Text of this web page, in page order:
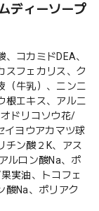
ディーソープ
コカミドDEA、
スフェカリス、ク
（牛乳）、ニンニ
根エキス、アルニ
ドリコソウ花/
イヨウアカマツ球
チン酸２K、アス
ルロン酸Na、ポ
実油、トコフェ
酸Na、ポリアク